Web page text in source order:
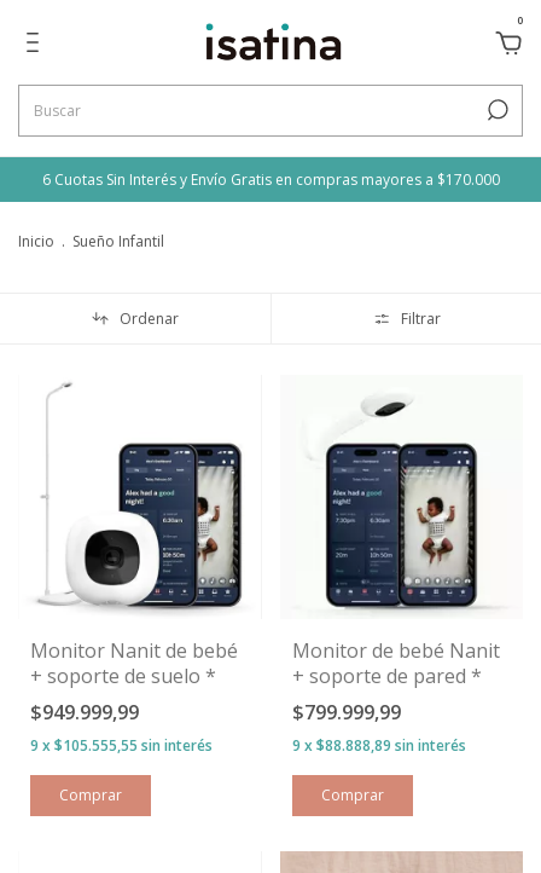
0
6 Cuotas Sin Interés y Envío Gratis en compras mayores a $170.000
Inicio . Sueño Infantil
Ordenar Filtrar
Monitor Nanit de bebé
+ soporte de suelo *
$949.999,99
9 x$105.555,55 sin interés
Monitor de bebé Nanit
+ soporte de pared *
$799.999,99
9 x$88.888,89 sin interés